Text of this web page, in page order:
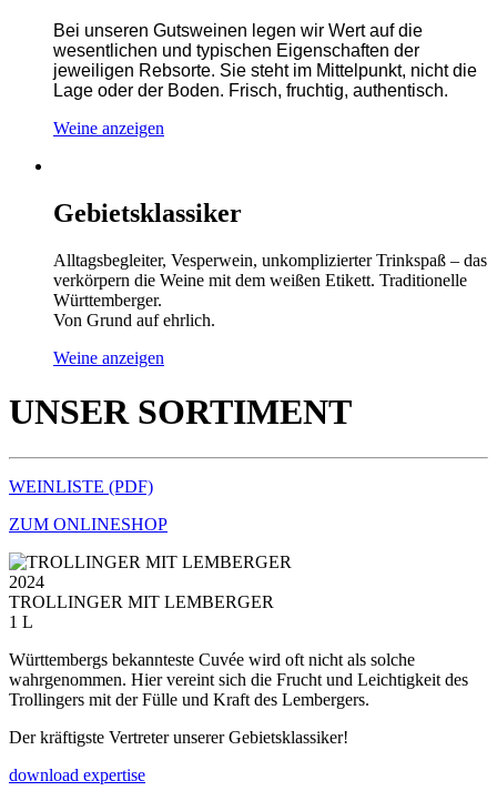
Bei unseren Gutsweinen legen wir Wert auf die
wesentlichen und typischen Eigenschaften der
jeweiligen Rebsorte. Sie steht im Mittelpunkt, nicht die
Lage oder der Boden. Frisch, fruchtig, authentisch.
Weine anzeigen
Gebietsklassiker
Alltagsbegleiter, Vesperwein, unkomplizierter Trinkspaß – das
verkörpern die Weine mit dem weißen Etikett. Traditionelle
Württemberger.
Von Grund auf ehrlich.
Weine anzeigen
UNSER SORTIMENT
WEINLISTE (PDF)
ZUM ONLINESHOP
2024
TROLLINGER MIT LEMBERGER
1 L
Württembergs bekannteste Cuvée wird oft nicht als solche
wahrgenommen. Hier vereint sich die Frucht und Leichtigkeit des
Trollingers mit der Fülle und Kraft des Lembergers.
Der kräftigste Vertreter unserer Gebietsklassiker!
download expertise